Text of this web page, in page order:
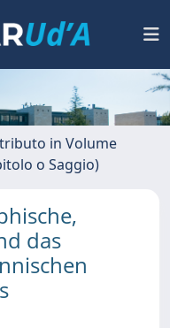
in Volume
o Saggio)
das